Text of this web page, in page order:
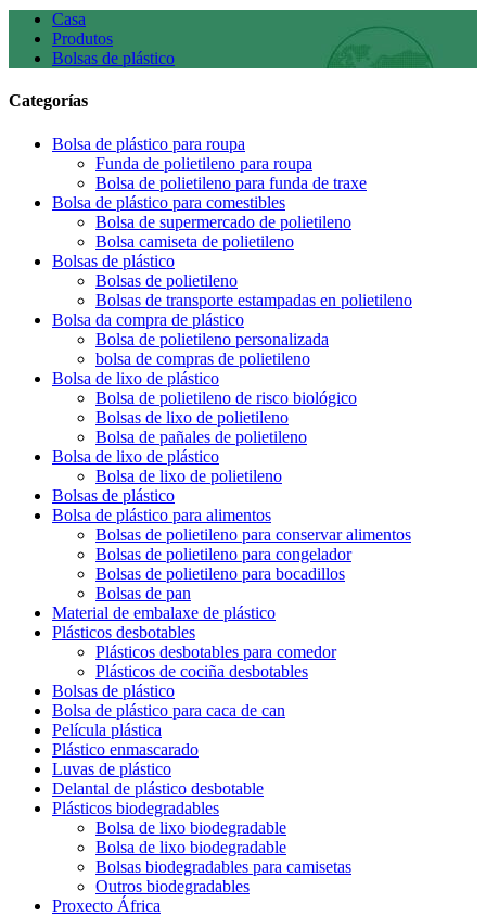
Casa
Produtos
Bolsas de plástico
Categorías
Bolsa de plástico para roupa
Funda de polietileno para roupa
Bolsa de polietileno para funda de traxe
Bolsa de plástico para comestibles
Bolsa de supermercado de polietileno
Bolsa camiseta de polietileno
Bolsas de plástico
Bolsas de polietileno
Bolsas de transporte estampadas en polietileno
Bolsa da compra de plástico
Bolsa de polietileno personalizada
bolsa de compras de polietileno
Bolsa de lixo de plástico
Bolsa de polietileno de risco biológico
Bolsas de lixo de polietileno
Bolsa de pañales de polietileno
Bolsa de lixo de plástico
Bolsa de lixo de polietileno
Bolsas de plástico
Bolsa de plástico para alimentos
Bolsas de polietileno para conservar alimentos
Bolsas de polietileno para congelador
Bolsas de polietileno para bocadillos
Bolsas de pan
Material de embalaxe de plástico
Plásticos desbotables
Plásticos desbotables para comedor
Plásticos de cociña desbotables
Bolsas de plástico
Bolsa de plástico para caca de can
Película plástica
Plástico enmascarado
Luvas de plástico
Delantal de plástico desbotable
Plásticos biodegradables
Bolsa de lixo biodegradable
Bolsa de lixo biodegradable
Bolsas biodegradables para camisetas
Outros biodegradables
Proxecto África